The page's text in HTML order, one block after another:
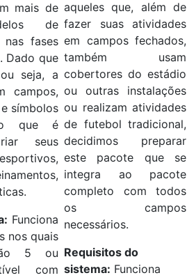
mais de
de
fases
Dado que
seja, a
campos,
símbolos
que é
seus
.
Funciona
nos quais
5 ou
com
aqueles que, além de
fazer suas atividades
em campos fechados,
também usam
cobertores do estádio
ou outras instalações
ou realizam atividades
de futebol tradicional,
decidimos preparar
este pacote que se
integra ao pacote
completo com todos
os campos
necessários.
Requisitos do
sistema: Funciona